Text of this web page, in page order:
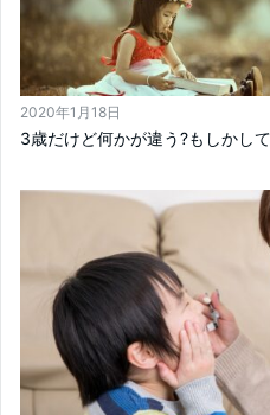
2020年1月18日
3歳だけど何かが違う?もしかし